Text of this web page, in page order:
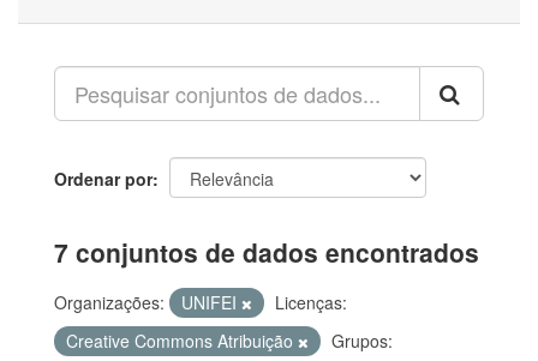
Ordenar por
7 conjuntos de dados encontrados
Organizações: UNIFEI
Licenças:
Creative Commons Atribuição
Grupos: